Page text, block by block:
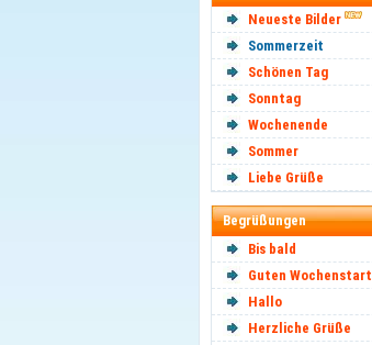
Neueste Bilder
Sommerzeit
Schönen Tag
Sonntag
Wochenende
Sommer
Liebe Grüße
Begrüßungen
Bis bald
Guten Wochenstart
Hallo
Herzliche Grüße